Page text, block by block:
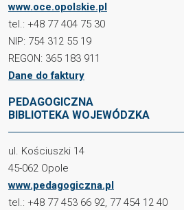
www.oce.opolskie.pl
tel.: +48 77 404 75 30
NIP: 754 312 55 19
REGON: 365 183 911
Dane do faktury
PEDAGOGICZNA
BIBLIOTEKA WOJEWÓDZKA
ul. Kościuszki 14
45-062 Opole
www.pedagogiczna.pl
tel.: +48 77 453 66 92, 77 454 12 40